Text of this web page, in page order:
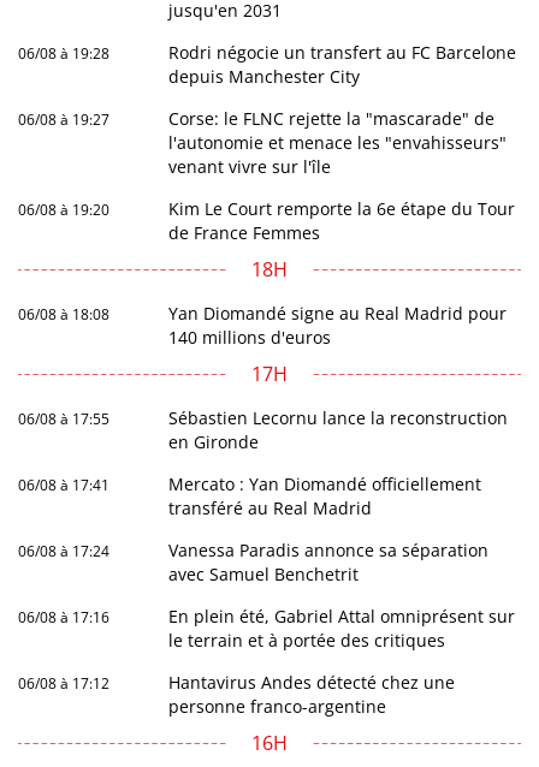
jusqu'en 2031
06/08 à 19:28
Rodri négocie un transfert au FC Barcelone
depuis Manchester City
06/08 à 19:27
Corse: le FLNC rejette la "mascarade" de
l'autonomie et menace les "envahisseurs"
venant vivre sur l'île
06/08 à 19:20
Kim Le Court remporte la 6e étape du Tour
de France Femmes
18H
06/08 à 18:08
Yan Diomandé signe au Real Madrid pour
140 millions d'euros
17H
06/08 à 17:55
Sébastien Lecornu lance la reconstruction
en Gironde
06/08 à 17:41
Mercato : Yan Diomandé officiellement
transféré au Real Madrid
06/08 à 17:24
Vanessa Paradis annonce sa séparation
avec Samuel Benchetrit
06/08 à 17:16
En plein été, Gabriel Attal omniprésent sur
le terrain et à portée des critiques
06/08 à 17:12
Hantavirus Andes détecté chez une
personne franco-argentine
16H